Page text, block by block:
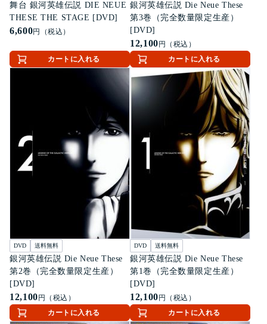
舞台 銀河英雄伝説 DIE NEUE
THESE THE STAGE [DVD]
6,600円（税込）
カートに入れる
銀河英雄伝説 Die Neue These
第3巻（完全数量限定生産）
[DVD]
12,100 円（税込）
カートに入れる
DVD 送料無料
銀河英雄伝説 Die Neue These
第2巻（完全数量限定生産）
[DVD]
12,100 円（税込）
カートに入れる
DVD 送料無料
銀河英雄伝説 Die Neue These
第1巻（完全数量限定生産）
[DVD]
12,100 円（税込）
カートに入れる